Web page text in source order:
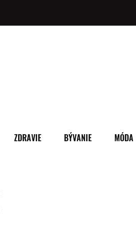
ZDRAVIE BÝVANIE MÓDA